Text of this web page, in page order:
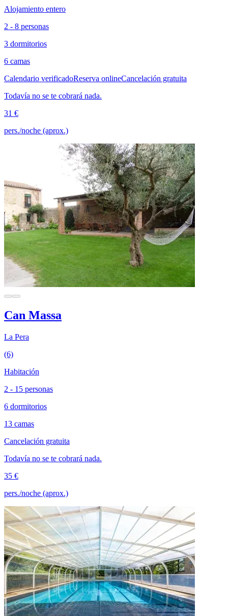
Alojamiento entero
2 - 8 personas
3 dormitorios
6 camas
Calendario verificadoReserva onlineCancelación gratuita
Todavía no se te cobrará nada.
31 €
pers./noche (aprox.)
Can Massa
La Pera
(6)
Habitación
2 - 15 personas
6 dormitorios
13 camas
Cancelación gratuita
Todavía no se te cobrará nada.
35 €
pers./noche (aprox.)